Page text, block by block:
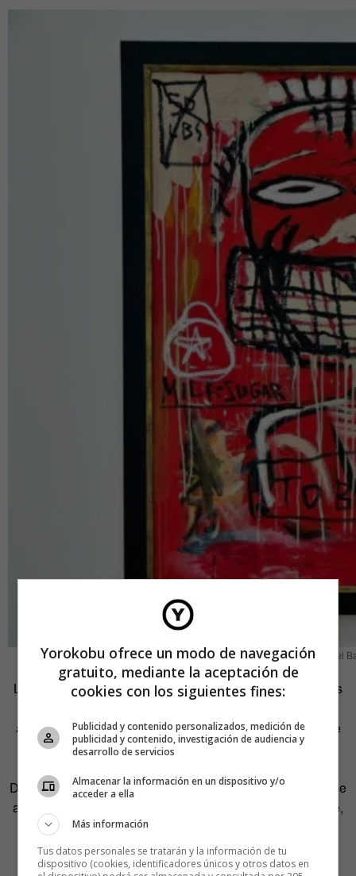
‘Untitled’, Jean-Michel
Les interesaban todos los géneros del arte, desde pinturas
antiguos artesanos; «artistas abstractos como Pollock, De
Kooning y Rothko hasta antiguos maestros como
Después fusionaba todos aquellos bocetos con su «enorme
arsenal de imágenes e ideas», en palabras de Braithwaite,
que más tarde aparecería en sus dibujos y lienzos.
MEZCLA TUS
Yorokobu ofrece un modo de navegación
gratuito, mediante la aceptación de
cookies con los siguientes fines:
Publicidad y contenido personalizados, medición de
publicidad y contenido, investigación de audiencia y
desarrollo de servicios
Almacenar la información en un dispositivo y/o
acceder a ella
Más información
Tus datos personales se tratarán y la información de tu
dispositivo (cookies, identificadores únicos y otros datos en